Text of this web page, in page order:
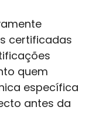
certificadas
quem
específica
antes da